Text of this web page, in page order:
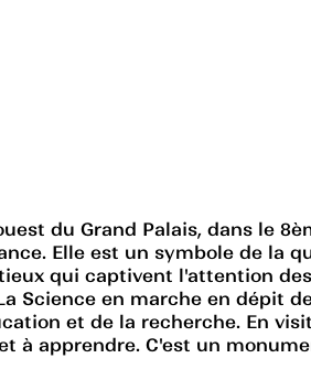
du Grand Palais, dans le
Elle est un symbole de la
qui captivent l'attention
Science en marche en dépit
et de la recherche. En
à apprendre. C'est un